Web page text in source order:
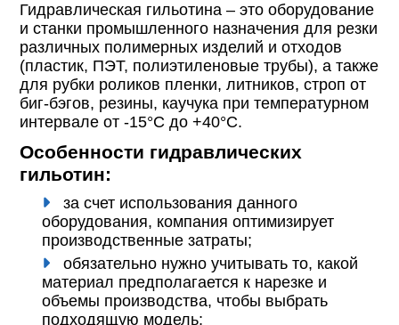
Гидравлическая гильотина – это оборудование
и станки промышленного назначения для резки
различных полимерных изделий и отходов
(пластик, ПЭТ, полиэтиленовые трубы), а также
для рубки роликов пленки, литников, строп от
биг-бэгов, резины, каучука при температурном
интервале от -15°С до +40°С.
Особенности гидравлических
гильотин:
за счет использования данного
оборудования, компания оптимизирует
производственные затраты;
обязательно нужно учитывать то, какой
материал предполагается к нарезке и
объемы производства, чтобы выбрать
подходящую модель;